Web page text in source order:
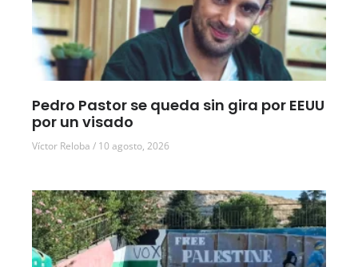
Pedro Pastor se queda sin gira por EEUU
por un visado
Víctor Reloba 10 agosto, 2026